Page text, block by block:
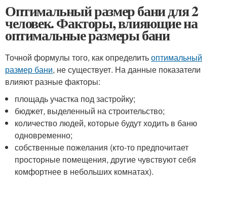
Оптимальный размер бани для 2
человек. Факторы, влияющие на
оптимальные размеры бани
Точной формулы того, как определитьоптимальный
размер бани, не существует. На данные показатели
влияют разные факторы:
площадь участка под застройку;
бюджет, выделенный на строительство;
количество людей, которые будут ходить в баню
одновременно;
собственные пожелания (кто-то предпочитает
просторные помещения, другие чувствуют себя
комфортнее в небольших комнатах).